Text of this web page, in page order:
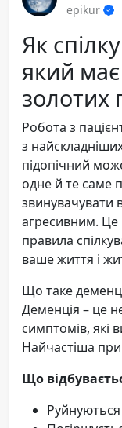
epikur
Як
який
золотих
Робота з
з
підопічний
одне й те саме
звинувачувати
агресивним. Це
правила
ваше життя і
Що таке
Деменція – це
симптомів, які
Найчастіша
Що